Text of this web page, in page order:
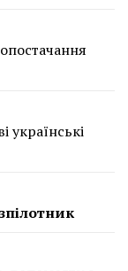
українські